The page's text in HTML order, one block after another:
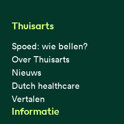
Thuisarts
Spoed: wie bellen?
Over Thuisarts
Nieuws
Dutch healthcare
Vertalen
Informatie